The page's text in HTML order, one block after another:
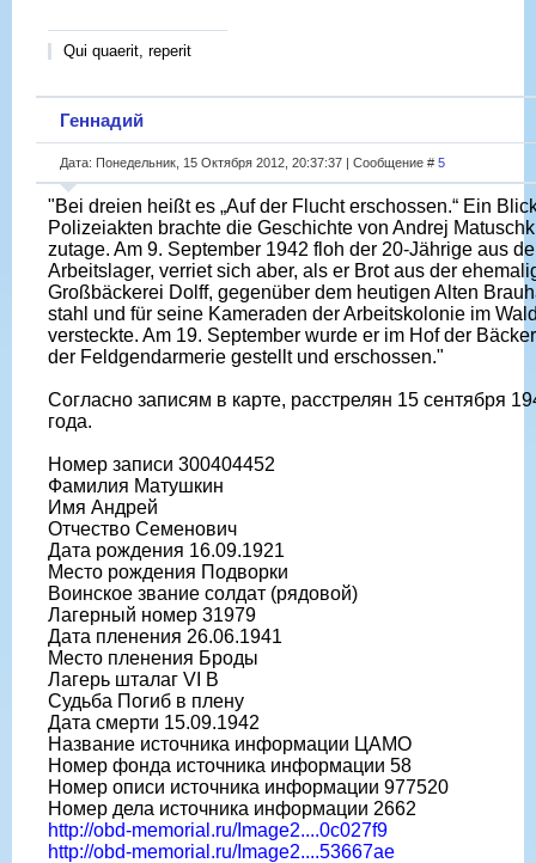
Qui quaerit, reperit
Геннадий
Дата: Понедельник, 15 Октября 2012, 20:37:37 | Сообщение # 5
"Bei dreien heißt es „Auf der Flucht erschossen.“ Ein
Polizeiakten brachte die Geschichte von Andrej
zutage. Am 9. September 1942 floh der 20-Jährige aus
Arbeitslager, verriet sich aber, als er Brot aus der
Großbäckerei Dolff, gegenüber dem heutigen Alten
stahl und für seine Kameraden der Arbeitskolonie im
versteckte. Am 19. September wurde er im Hof der
der Feldgendarmerie gestellt und erschossen."
Согласно записям в карте, расстрелян 15 сентября
года.
Номер записи 300404452
Фамилия Матушкин
Имя Андрей
Отчество Семенович
Дата рождения 16.09.1921
Место рождения Подворки
Воинское звание солдат (рядовой)
Лагерный номер 31979
Дата пленения 26.06.1941
Место пленения Броды
Лагерь шталаг VI B
Судьба Погиб в плену
Дата смерти 15.09.1942
Название источника информации ЦАМО
Номер фонда источника информации 58
Номер описи источника информации 977520
Номер дела источника информации 2662
http://obd-memorial.ru/Image2....0c027f9
http://obd-memorial.ru/Image2....53667ae